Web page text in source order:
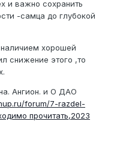
и важно сохранить
-самца до глубокой
хорошей
снижение этого ,то
Ангион. и О ДАО
forum/7-razdel-
прочитать,2023